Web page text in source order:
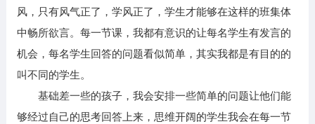
风，只有风气正了，学风正了，学生才能够在这样的班集体
中畅所欲言。每一节课，我都有意识的让每名学生有发言的
机会，每名学生回答的问题看似简单，其实我都是有目的的
叫不同的学生。
基础差一些的孩子，我会安排一些简单的问题让他们能
够经过自己的思考回答上来，思维开阔的学生我会在每一节